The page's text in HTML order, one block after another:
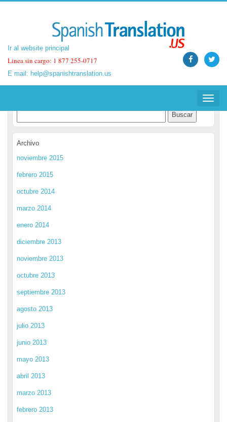
Ir al website principal
Linea sin cargo: 1 877 255-0717
E mail: help@spanishtranslation.us
Toggle
Ir al website principal
Linea sin cargo: 1 877 255-0717
E mail: help@spanishtranslation.us
Toggle
Spanish Translation Blog
Archivo
noviembre 2015
febrero 2015
octubre 2014
marzo 2014
enero 2014
diciembre 2013
noviembre 2013
octubre 2013
septiembre 2013
agosto 2013
julio 2013
junio 2013
mayo 2013
abril 2013
marzo 2013
febrero 2013